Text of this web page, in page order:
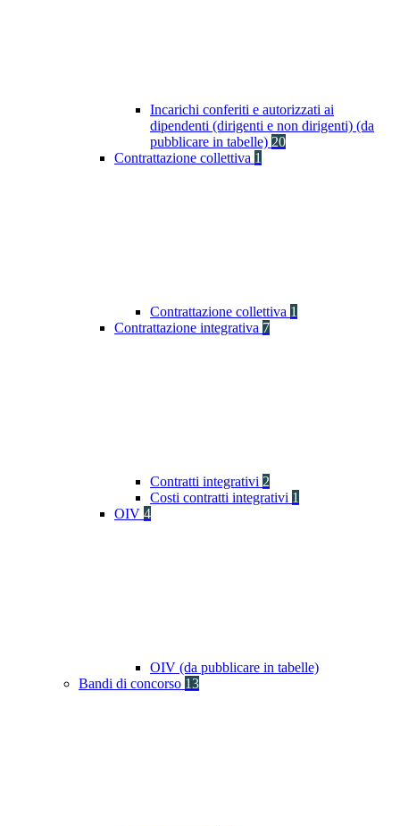
Incarichi conferiti e autorizzati ai
dipendenti (dirigenti e non dirigenti) (da
pubblicare in tabelle) 20
Contrattazione collettiva 1
Contrattazione collettiva 1
Contrattazione integrativa 7
Contratti integrativi 2
Costi contratti integrativi 1
OIV 4
OIV (da pubblicare in tabelle)
Bandi di concorso 13